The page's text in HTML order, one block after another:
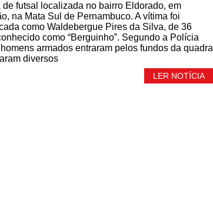
de futsal localizada no bairro Eldorado, em
na Mata Sul de Pernambuco. A vítima foi
como Waldebergue Pires da Silva, de 36
como “Berguinho”. Segundo a Polícia
armados entraram pelos fundos da quadra
diversos
LER NOTÍCIA